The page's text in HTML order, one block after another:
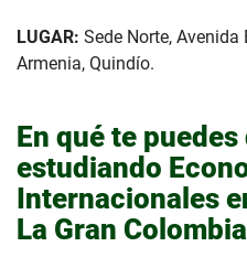
LUGAR: Sede Norte,
Armenia, Quindío.
En qué te
estudiando
Internacionales
La Gran Colombia